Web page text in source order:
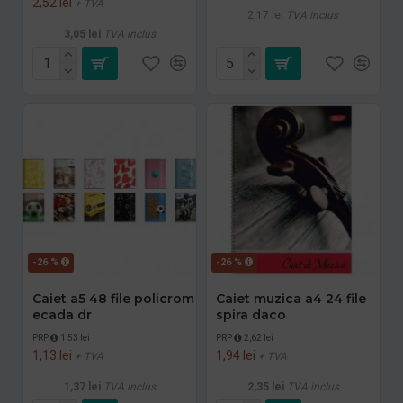
+ TVA
3,05 lei TVA inclus
2,17 lei TVA inclus
-26 %
Caiet a5 48 file policrom
ecada dr
PRP 1,53 lei
1,13 lei + TVA
1,37 lei TVA inclus
-26 %
Caiet muzica a4 24 file
spira daco
PRP 2,62 lei
1,94 lei + TVA
2,35 lei TVA inclus